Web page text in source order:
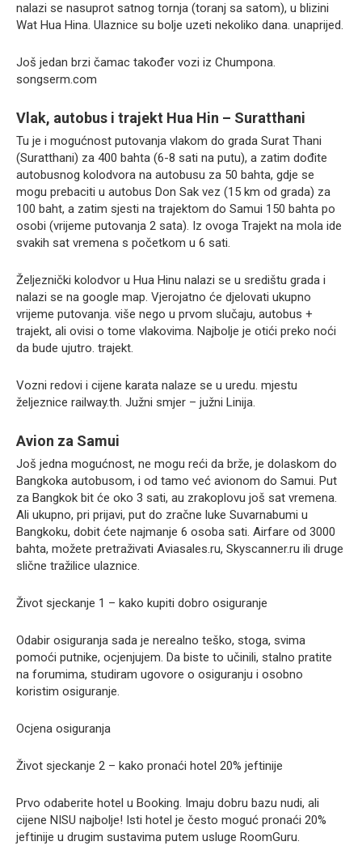
nalazi se nasuprot satnog tornja (toranj sa satom), u blizini
Wat Hua Hina. Ulaznice su bolje uzeti nekoliko dana. unaprijed.
Još jedan brzi čamac također vozi iz Chumpona.
songserm.com
Vlak, autobus i trajekt Hua Hin – Suratthani
Tu je i mogućnost putovanja vlakom do grada Surat Thani
(Suratthani) za 400 bahta (6-8 sati na putu), a zatim dođite
autobusnog kolodvora na autobusu za 50 bahta, gdje se
mogu prebaciti u autobus Don Sak vez (15 km od grada) za
100 baht, a zatim sjesti na trajektom do Samui 150 bahta po
osobi (vrijeme putovanja 2 sata). Iz ovoga Trajekt na mola ide
svakih sat vremena s početkom u 6 sati.
Željeznički kolodvor u Hua Hinu nalazi se u središtu grada i
nalazi se na google map. Vjerojatno će djelovati ukupno
vrijeme putovanja. više nego u prvom slučaju, autobus +
trajekt, ali ovisi o tome vlakovima. Najbolje je otići preko noći
da bude ujutro. trajekt.
Vozni redovi i cijene karata nalaze se u uredu. mjestu
željeznice railway.th. Južni smjer – južni Linija.
Avion za Samui
Još jedna mogućnost, ne mogu reći da brže, je dolaskom do
Bangkoka autobusom, i od tamo već avionom do Samui. Put
za Bangkok bit će oko 3 sati, au zrakoplovu još sat vremena.
Ali ukupno, pri prijavi, put do zračne luke Suvarnabumi u
Bangkoku, dobit ćete najmanje 6 osoba sati. Airfare od 3000
bahta, možete pretraživati Aviasales.ru, Skyscanner.ru ili druge
slične tražilice ulaznice.
Život sjeckanje 1 – kako kupiti dobro osiguranje
Odabir osiguranja sada je nerealno teško, stoga, svima
pomoći putnike, ocjenjujem. Da biste to učinili, stalno pratite
na forumima, studiram ugovore o osiguranju i osobno
koristim osiguranje.
Ocjena osiguranja
Život sjeckanje 2 – kako pronaći hotel 20% jeftinije
Prvo odaberite hotel u Booking. Imaju dobru bazu nudi, ali
cijene NISU najbolje! Isti hotel je često moguć pronaći 20%
jeftinije u drugim sustavima putem usluge RoomGuru.